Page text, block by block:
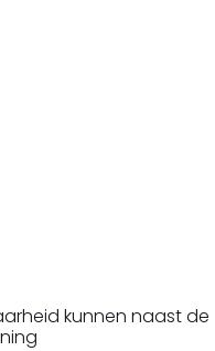
kunnen naast de